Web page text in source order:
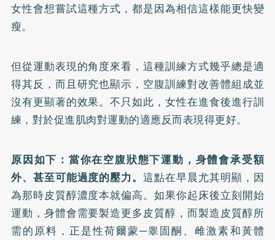
女性會想嘗試這種方式，都是因為相信這樣能更快變
瘦。
但從運動表現的角度來看，這種訓練方式幾乎總是適
得其反，而且研究也顯示，空腹訓練對改善體組成並
沒有更顯著的效果。不只如此，女性在進食後進行訓
練，對於促進肌肉對運動的適應反而表現得更好。
原因如下：當你在空腹狀態下運動，身體會承受額
外、甚至可能過度的壓力。這點在早晨尤其明顯，因
為那時皮質醇濃度本就偏高。如果你起床後立刻開始
運動，身體會需要製造更多皮質醇，而製造皮質醇所
需的原料，正是性荷爾蒙─睾固酮、雌激素和黃體